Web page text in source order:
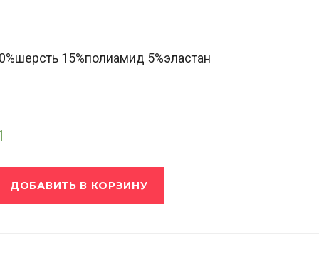
15%полиамид 5%эластан
ДОБАВИТЬ В КОРЗИНУ